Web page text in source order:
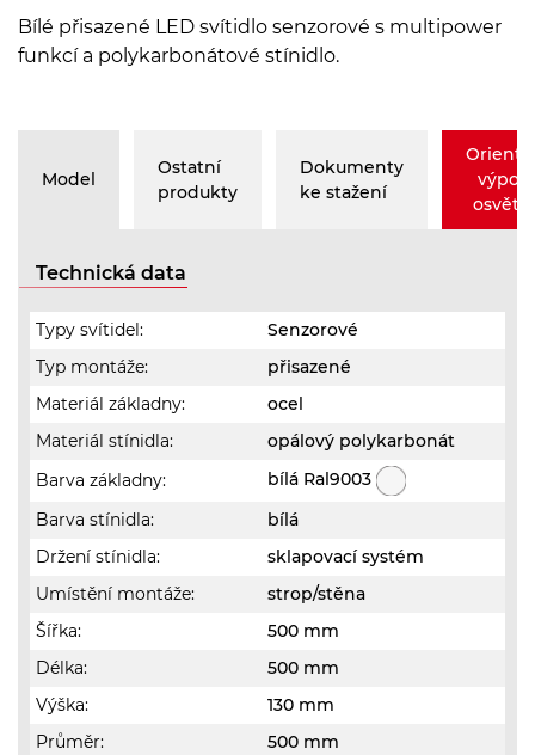
Bílé přisazené LED svítidlo senzorové s multipower
funkcí a polykarbonátové stínidlo.
Model
Ostatní
produkty
Dokumenty
ke stažení
Technická data
Typy svítidel:
Senzorové
Typ montáže:
přisazené
Materiál základny:
ocel
Materiál stínidla:
opálový polykarbonát
Barva základny:
bílá Ral9003
Barva stínidla:
bílá
Držení stínidla:
sklapovací systém
Umístění montáže:
strop/stěna
Šířka:
500 mm
Délka:
500 mm
Výška:
130 mm
Průměr:
500 mm